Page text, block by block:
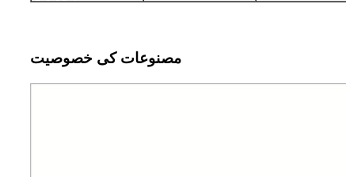
مصنوعات کی خصوصیت